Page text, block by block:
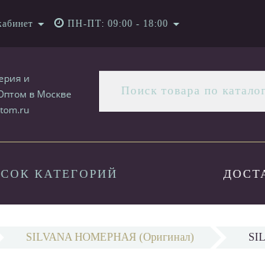
ПН-ПТ: 09:00 - 18:00
КАТЕГОРИЙ
SILVANA НОМЕРНАЯ (Оригинал)